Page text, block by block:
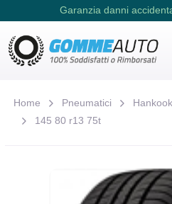
Garanzia danni
Home Pneumatici Hankook
145 80 r13 75t